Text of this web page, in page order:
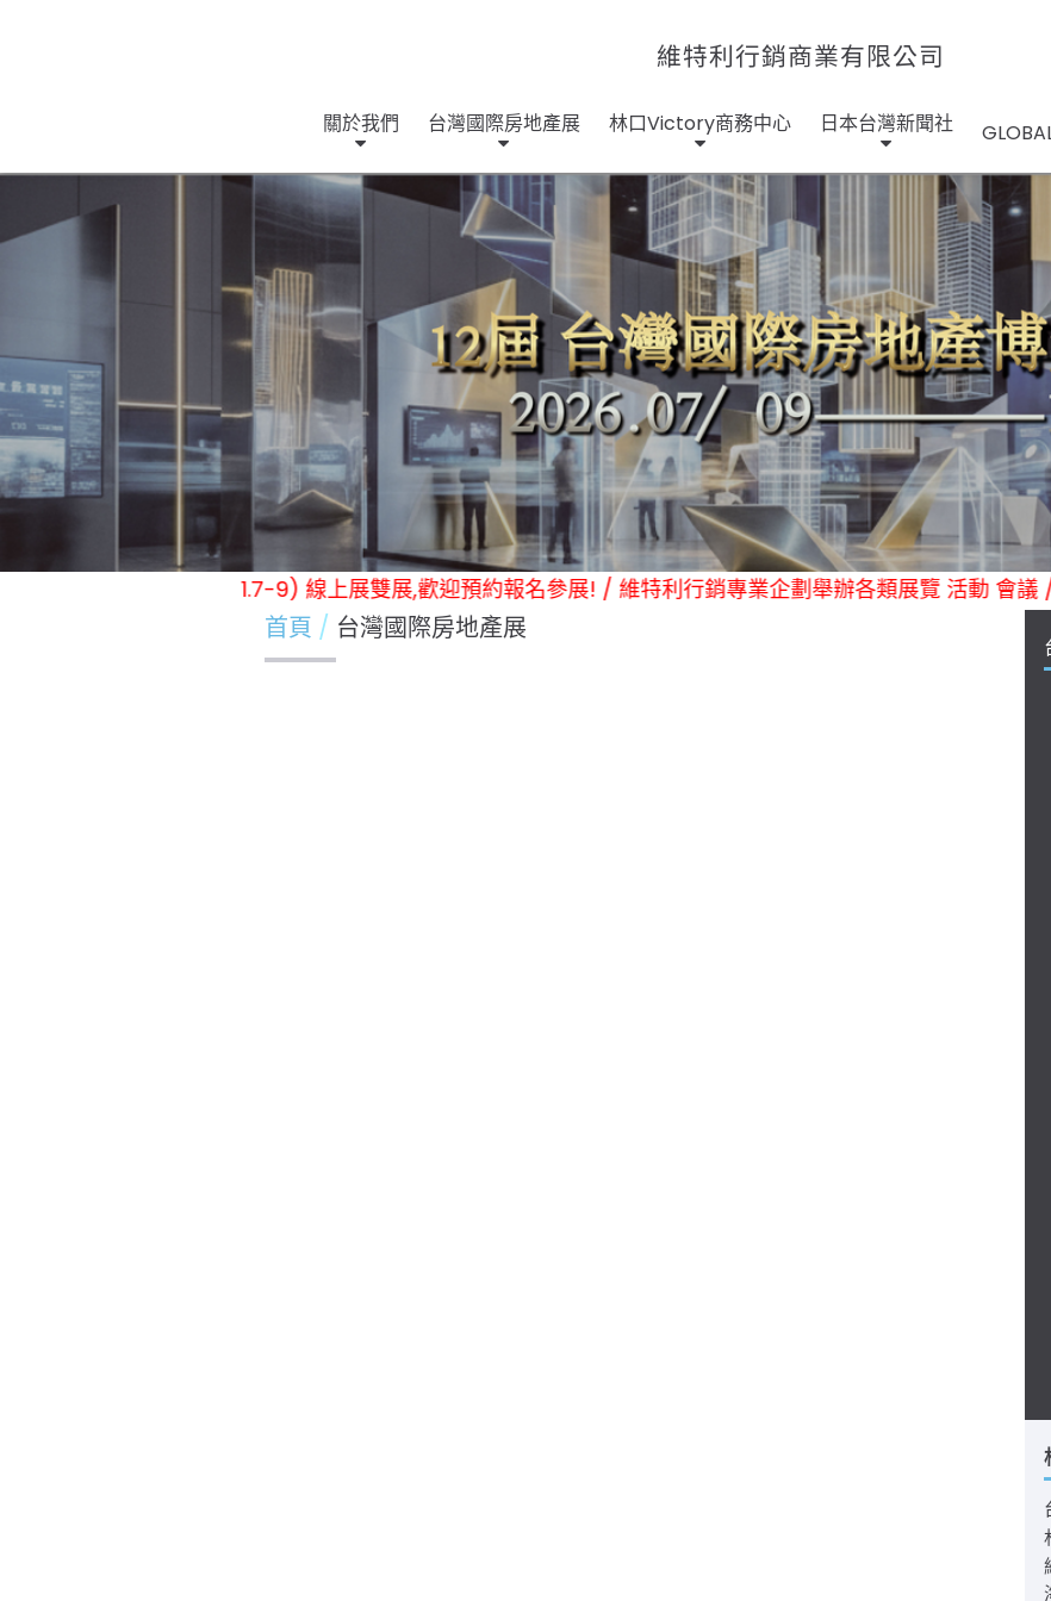
維特利行銷商業有限公司
關於我們 台灣國際房地產展 林口Victory商務中心 日本台灣新聞社
/ (冬季展 實體展11.7-9) 線上展雙展,歡迎預約報名參展! / 維特利行銷專業企劃舉辦各類展覽 活動 會議 /
首頁 台灣國際房地產展